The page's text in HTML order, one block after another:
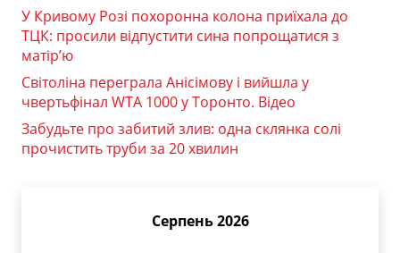
У Кривому Розі похоронна колона приїхала до
ТЦК: просили відпустити сина попрощатися з
матір’ю
Світоліна переграла Анісімову і вийшла у
чвертьфінал WTA 1000 у Торонто. Відео
Забудьте про забитий злив: одна склянка солі
прочистить труби за 20 хвилин
Серпень 2026